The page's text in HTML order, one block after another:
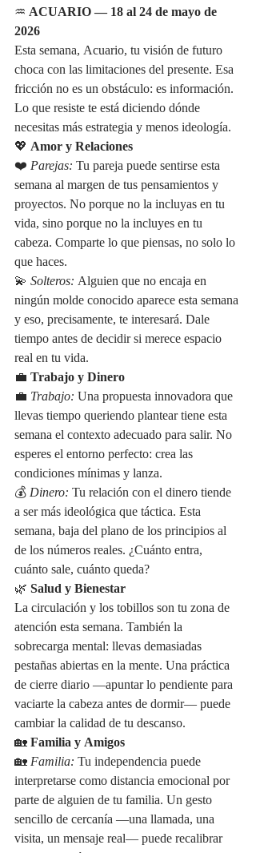
♒ ACUARIO — 18 al 24 de mayo de
2026
Esta semana, Acuario, tu visión de futuro
choca con las limitaciones del presente. Esa
fricción no es un obstáculo: es información.
Lo que resiste te está diciendo dónde
necesitas más estrategia y menos ideología.
💖 Amor y Relaciones
❤️ Parejas: Tu pareja puede sentirse esta
semana al margen de tus pensamientos y
proyectos. No porque no la incluyas en tu
vida, sino porque no la incluyes en tu
cabeza. Comparte lo que piensas, no solo lo
que haces.
💫 Solteros: Alguien que no encaja en
ningún molde conocido aparece esta semana
y eso, precisamente, te interesará. Dale
tiempo antes de decidir si merece espacio
real en tu vida.
💼 Trabajo y Dinero
💼 Trabajo: Una propuesta innovadora que
llevas tiempo queriendo plantear tiene esta
semana el contexto adecuado para salir. No
esperes el entorno perfecto: crea las
condiciones mínimas y lanza.
💰 Dinero: Tu relación con el dinero tiende
a ser más ideológica que táctica. Esta
semana, baja del plano de los principios al
de los números reales. ¿Cuánto entra,
cuánto sale, cuánto queda?
🌿 Salud y Bienestar
La circulación y los tobillos son tu zona de
atención esta semana. También la
sobrecarga mental: llevas demasiadas
pestañas abiertas en la mente. Una práctica
de cierre diario —apuntar lo pendiente para
vaciarte la cabeza antes de dormir— puede
cambiar la calidad de tu descanso.
🏡 Familia y Amigos
🏡 Familia: Tu independencia puede
interpretarse como distancia emocional por
parte de alguien de tu familia. Un gesto
sencillo de cercanía —una llamada, una
visita, un mensaje real— puede recalibrar